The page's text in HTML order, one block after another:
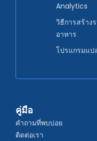
Analytics
วิธีการสร้าง
อาหาร
โปรแกรมแป
คู่มือ
คำถามที่พบบ่อย
ติดต่อเรา